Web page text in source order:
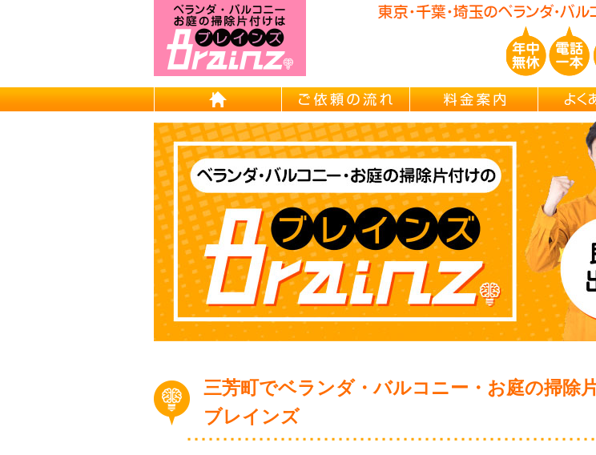
東京/埼玉/千葉/神奈川の ベランダ・庭の清掃片付け・
HOME ご依頼の流れ 料金案内
三芳町でベランダ・バルコニー・お庭の掃除
ブレインズ